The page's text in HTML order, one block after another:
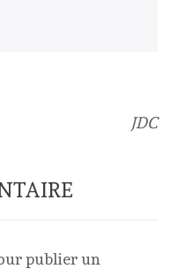
JDC
publier un